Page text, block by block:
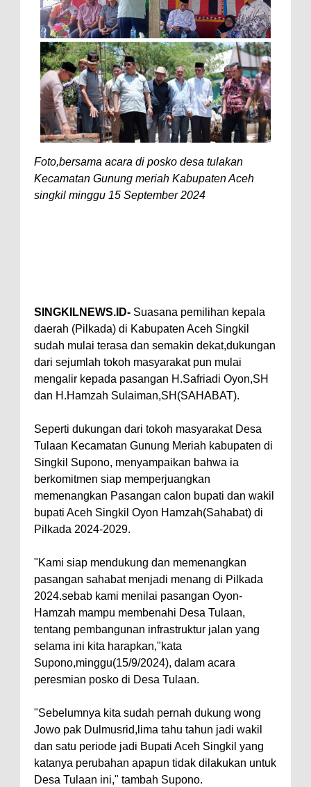
Foto,bersama acara di posko desa tulakan
Kecamatan Gunung meriah Kabupaten Aceh
singkil minggu 15 September 2024
SINGKILNEWS.ID- Suasana pemilihan kepala
daerah (Pilkada) di Kabupaten Aceh Singkil
sudah mulai terasa dan semakin dekat,dukungan
dari sejumlah tokoh masyarakat pun mulai
mengalir kepada pasangan H.Safriadi Oyon,SH
dan H.Hamzah Sulaiman,SH(SAHABAT).
Seperti dukungan dari tokoh masyarakat Desa
Tulaan Kecamatan Gunung Meriah kabupaten di
Singkil Supono, menyampaikan bahwa ia
berkomitmen siap memperjuangkan
memenangkan Pasangan calon bupati dan wakil
bupati Aceh Singkil Oyon Hamzah(Sahabat) di
Pilkada 2024-2029.
"Kami siap mendukung dan memenangkan
pasangan sahabat menjadi menang di Pilkada
2024.sebab kami menilai pasangan Oyon-
Hamzah mampu membenahi Desa Tulaan,
tentang pembangunan infrastruktur jalan yang
selama ini kita harapkan,"kata
Supono,minggu(15/9/2024), dalam acara
peresmian posko di Desa Tulaan.
"Sebelumnya kita sudah pernah dukung wong
Jowo pak Dulmusrid,lima tahu tahun jadi wakil
dan satu periode jadi Bupati Aceh Singkil yang
katanya perubahan apapun tidak dilakukan untuk
Desa Tulaan ini," tambah Supono.